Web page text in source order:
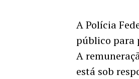
A Polícia
público para
A
está sob